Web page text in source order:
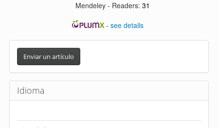
Mendeley - Readers:31
-see details
E
v
i
a
Enviar un artículo
Idioma